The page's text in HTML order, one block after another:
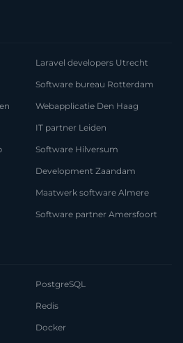
Laravel developers Utrecht
Software bureau Rotterdam
Webapplicatie Den Haag
IT partner Leiden
Software Hilversum
Development Zaandam
Maatwerk software Almere
Software partner Amersfoort
PostgreSQL
Redis
Docker